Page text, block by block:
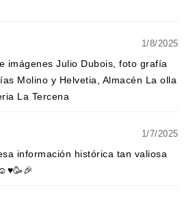
1/8/2025
imágenes Julio Dubois, foto grafía
Molino y Helvetia, Almacén La olla
La Tercena
1/7/2025
información histórica tan valiosa